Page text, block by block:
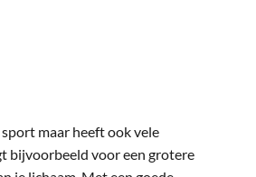
maar heeft ook vele
bijvoorbeeld voor een grotere